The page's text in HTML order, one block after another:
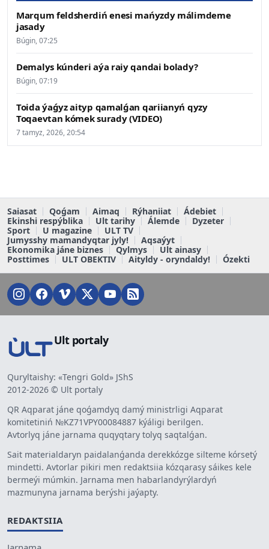
Marqum feldsherdiń enesi mańyzdy málimdeme
jasady
Búgin, 07:25
Demalys kúnderi aýa raiy qandai bolady?
Búgin, 07:19
Toida ýaǵyz aityp qamalǵan qariianyń qyzy
Toqaevtan kómek surady (VIDEO)
7 tamyz, 2026, 20:54
Saiasat Qoǵam Aimaq Rýhaniiat
Ádebiet
Ekinshi respýblika
Ult tarihy Álemde
Dyzeter
Sport
U magazine
ULT TV
Jumysshy mamandyqtar jyly!
Aqsaýyt
Ekonomika jáne biznes
Qylmys
Ult ainasy
Posttimes
ULT OBEKTIV Aityldy - oryndaldy! Ózekti
Ult portaly
Quryltaishy: «Tengri Gold» JShS
2012-2026 © Ult portaly
QR Aqparat jáne qoǵamdyq damý ministrligi Aqparat
komitetiniń №KZ71VPY00084887 kýáligi berilgen.
Avtorlyq jáne jarnama quqyqtary tolyq saqtalǵan.
Sait materialdaryn paidalanǵanda derekkózge silteme kórsetý
mindetti. Avtorlar pikiri men redaktsiia kózqarasy sáikes kele
bermeýi múmkin. Jarnama men habarlandyrýlardyń
mazmunyna jarnama berýshi jaýapty.
REDAKTSIIA